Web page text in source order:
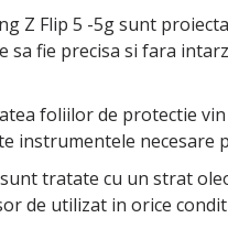
Z Flip 5 -5g sunt
sa fie precisa si fara
foliilor de protectie
instrumentele necesare
tratate cu un strat
de utilizat in orice